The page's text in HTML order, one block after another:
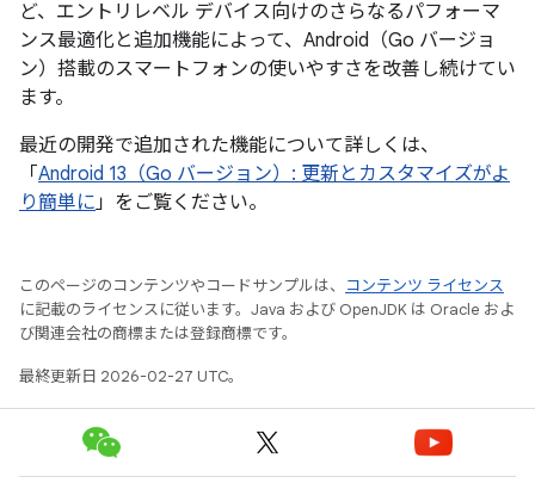
ど、エントリレベル デバイス向けのさらなるパフォーマ
ンス最適化と追加機能によって、Android（Go バージョ
ン）搭載のスマートフォンの使いやすさを改善し続けてい
ます。
最近の開発で追加された機能について詳しくは、
「 Android 13（Go バージョン）: 更新とカスタマイズがよ
り簡単に」をご覧ください。
このページのコンテンツやコードサンプルは、
コンテンツ ライセンス
に記載のライセンスに従います。Java および OpenJDK は Oracle およ
び関連会社の商標または登録商標です。
最終更新日 2026-02-27 UTC。